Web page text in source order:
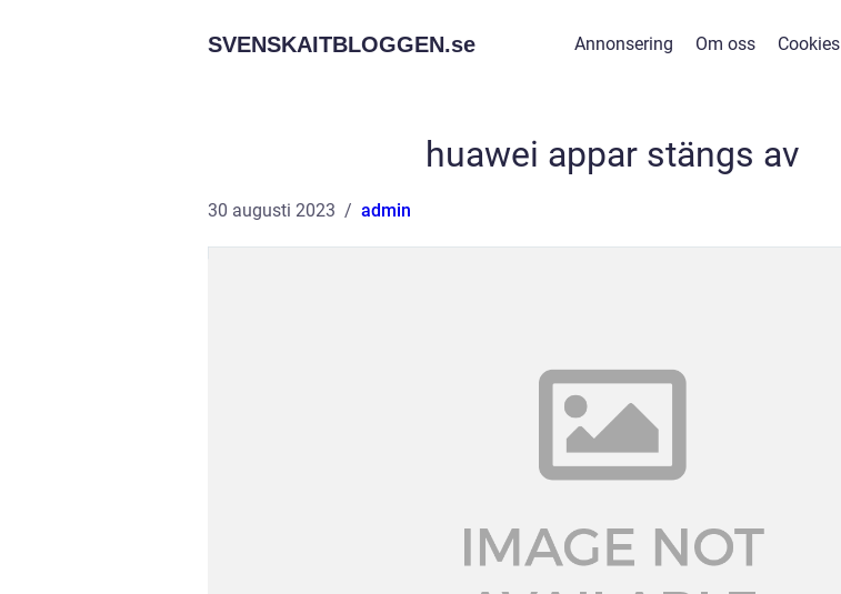
SVENSKAITBLOGGEN.se Annonsering Om oss Cookies
huawei appar stängs av
30 augusti 2023 admin